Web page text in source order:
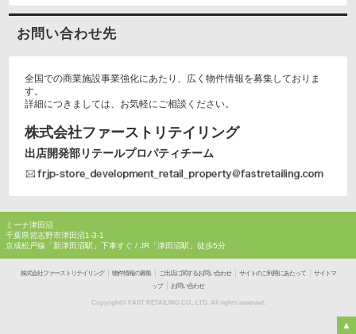
お問い合わせ先
全国での商業施設事業強化にあたり、広く物件情報を募集しておりま
す。
詳細につきましては、お気軽にご相談ください。
株式会社ファーストリテイリング
出店開発部リテールプロパティチーム
ミーナ津田沼
千葉県習志野市津田沼1-3-1
京成松戸線「新津田沼駅」下車すぐ / JR「津田沼駅」徒歩5分
株式会社ファーストリテイリング｜ 物件情報の募集 ｜ ご出店に関するお問い合わせ｜ サイトのご利用にあたって｜
サイトマ
ップ｜ お問い合わせ
Copyright© FAST RETAILING CO., LTD. All rights reserved.
▲